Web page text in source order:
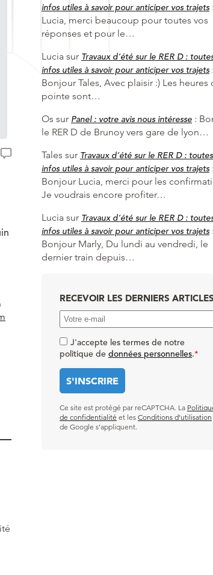
infos utiles à savoir pour anticiper vos trajets :
Lucia, merci beaucoup pour toutes vos
réponses et pour le…
Lucia sur Travaux d’été sur le RER D :
infos utiles à savoir pour anticiper vos trajets :
Bonjour Tales, Avec plaisir :) Les heures
pointe sont…
Os sur Panel : votre avis nous intéresse :
le RER D de Brunoy vers gare de lyon…
Tales sur Travaux d’été sur le RER D :
infos utiles à savoir pour anticiper vos trajets :
Bonjour Lucia, merci pour les
Je voudrais encore profiter…
Lucia sur Travaux d’été sur le RER D :
infos utiles à savoir pour anticiper vos trajets :
Bonjour Marly, Du lundi au vendredi, le
dernier train depuis…
RECEVOIR LES DERNIERS ARTICLES
J'accepte les termes de notre
politique de données personnelles.*
Ce site est protégé par reCAPTCHA. La
de confidentialité et les Conditions d’utilisation
de Google s’appliquent.